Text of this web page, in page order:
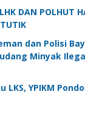
DAN POLHUT
dan Polisi
Minyak
YPIKM